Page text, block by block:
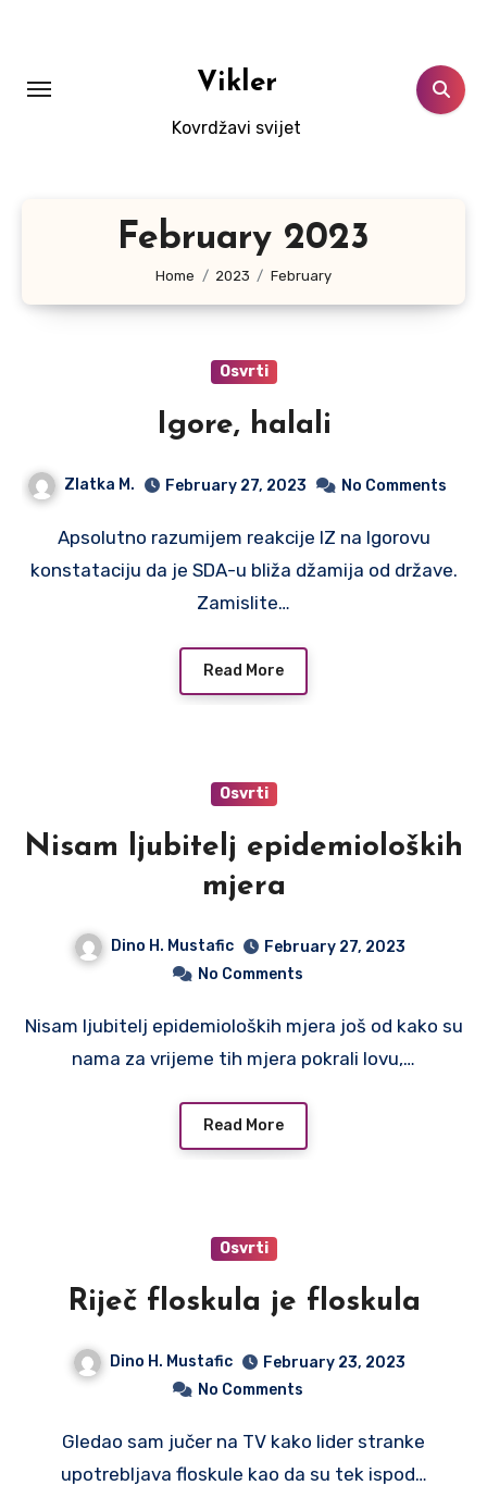
Vikler
Kovrdžavi svijet
February 2023
Home 2023 February
Osvrti
Igore, halali
Zlatka M. February 27, 2023 No Comments
Apsolutno razumijem reakcije IZ na Igorovu
konstataciju da je SDA-u bliža džamija od države.
Zamislite…
Read More
Osvrti
Nisam ljubitelj epidemioloških
mjera
Dino H. Mustafic
February 27, 2023
No Comments
Nisam ljubitelj epidemioloških mjera još od kako su
nama za vrijeme tih mjera pokrali lovu,…
Read More
Osvrti
Riječ floskula je floskula
Dino H. Mustafic
February 23, 2023
No Comments
Gledao sam jučer na TV kako lider stranke
upotrebljava floskule kao da su tek ispod…